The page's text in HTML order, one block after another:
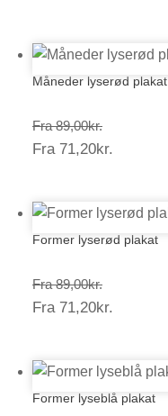
Måneder lyserød plakat
Fra 89,00kr.Prisinterval:
89,00kr.
Fra 71,20kr.
Former lyserød plakat
Fra 89,00kr.Prisinterval:
89,00kr.
Fra 71,20kr.
Former lyseblå plakat